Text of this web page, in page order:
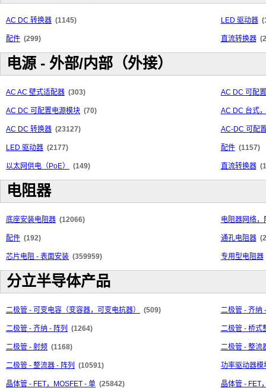
AC DC 转换器 (1145) LED 驱动器
配件 (299) 直流转换器
电源 - 外部/内部（外接）
AC AC 壁式适配器 (303) AC DC 可配
AC DC 可配置电源模块 (70) AC DC 台式
AC DC 转换器 (23127) AC-DC 可配
LED 驱动器 (2177) 配件 (1157)
以太网供电（PoE） (149) 直流转换器
电阻器
底座安装电阻器 (12066) 电阻器网络，
配件 (192) 通孔电阻器
芯片电阻 - 表面安装 (359959) 专用型电阻器
分立半导体产品
二极管 - 可变电容（变容器，可变电抗器） (509) 二极管 - 齐纳
二极管 - 齐纳 - 阵列 (1264) 二极管 - 桥式
二极管 - 射频 (1168) 二极管 - 整流
二极管 - 整流器 - 阵列 (10591) 功率驱动器模
晶体管 - FET，MOSFET - 单 (25842) 晶体管 - FET